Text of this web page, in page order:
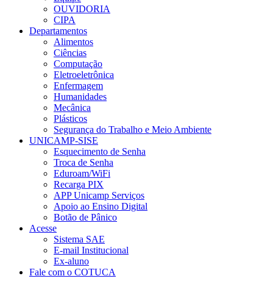
OUVIDORIA
CIPA
Departamentos
Alimentos
Ciências
Computação
Eletroeletrônica
Enfermagem
Humanidades
Mecânica
Plásticos
Segurança do Trabalho e Meio Ambiente
UNICAMP-SISE
Esquecimento de Senha
Troca de Senha
Eduroam/WiFi
Recarga PIX
APP Unicamp Serviços
Apoio ao Ensino Digital
Botão de Pânico
Acesse
Sistema SAE
E-mail Institucional
Ex-aluno
Fale com o COTUCA